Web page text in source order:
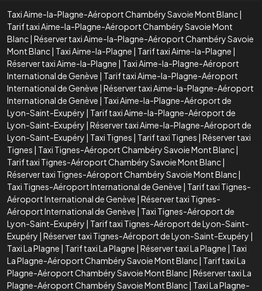
Taxi Aime-la-Plagne-Aéroport Chambéry Savoie Mont Blanc|
Tarif taxi Aime-la-Plagne-Aéroport Chambéry Savoie Mont
Blanc| Réserver taxi Aime-la-Plagne-Aéroport Chambéry Savoie
Mont Blanc| Taxi Aime-la-Plagne | Tarif taxi Aime-la-Plagne |
Réserver taxi Aime-la-Plagne | Taxi Aime-la-Plagne-Aéroport
International de Genève | Tarif taxi Aime-la-Plagne-Aéroport
International de Genève | Réserver taxi Aime-la-Plagne-Aéroport
International de Genève | Taxi Aime-la-Plagne-Aéroport de
Lyon-Saint-Exupéry | Tarif taxi Aime-la-Plagne-Aéroport de
Lyon-Saint-Exupéry | Réserver taxi Aime-la-Plagne-Aéroport de
Lyon-Saint-Exupéry | Taxi Tignes | Tarif taxi Tignes | Réserver taxi
Tignes | Taxi Tignes-Aéroport Chambéry Savoie Mont Blanc|
Tarif taxi Tignes-Aéroport Chambéry Savoie Mont Blanc|
Réserver taxi Tignes-Aéroport Chambéry Savoie Mont Blanc|
Taxi Tignes-Aéroport International de Genève | Tarif taxi Tignes-
Aéroport International de Genève | Réserver taxi Tignes-
Aéroport International de Genève | Taxi Tignes-Aéroport de
Lyon-Saint-Exupéry | Tarif taxi Tignes-Aéroport de Lyon-Saint-
Exupéry | Réserver taxi Tignes-Aéroport de Lyon-Saint-Exupéry |
Taxi La Plagne | Tarif taxi La Plagne | Réserver taxi La Plagne | Taxi
La Plagne-Aéroport Chambéry Savoie Mont Blanc| Tarif taxi La
Plagne-Aéroport Chambéry Savoie Mont Blanc| Réserver taxi La
Plagne-Aéroport Chambéry Savoie Mont Blanc| Taxi La Plagne-